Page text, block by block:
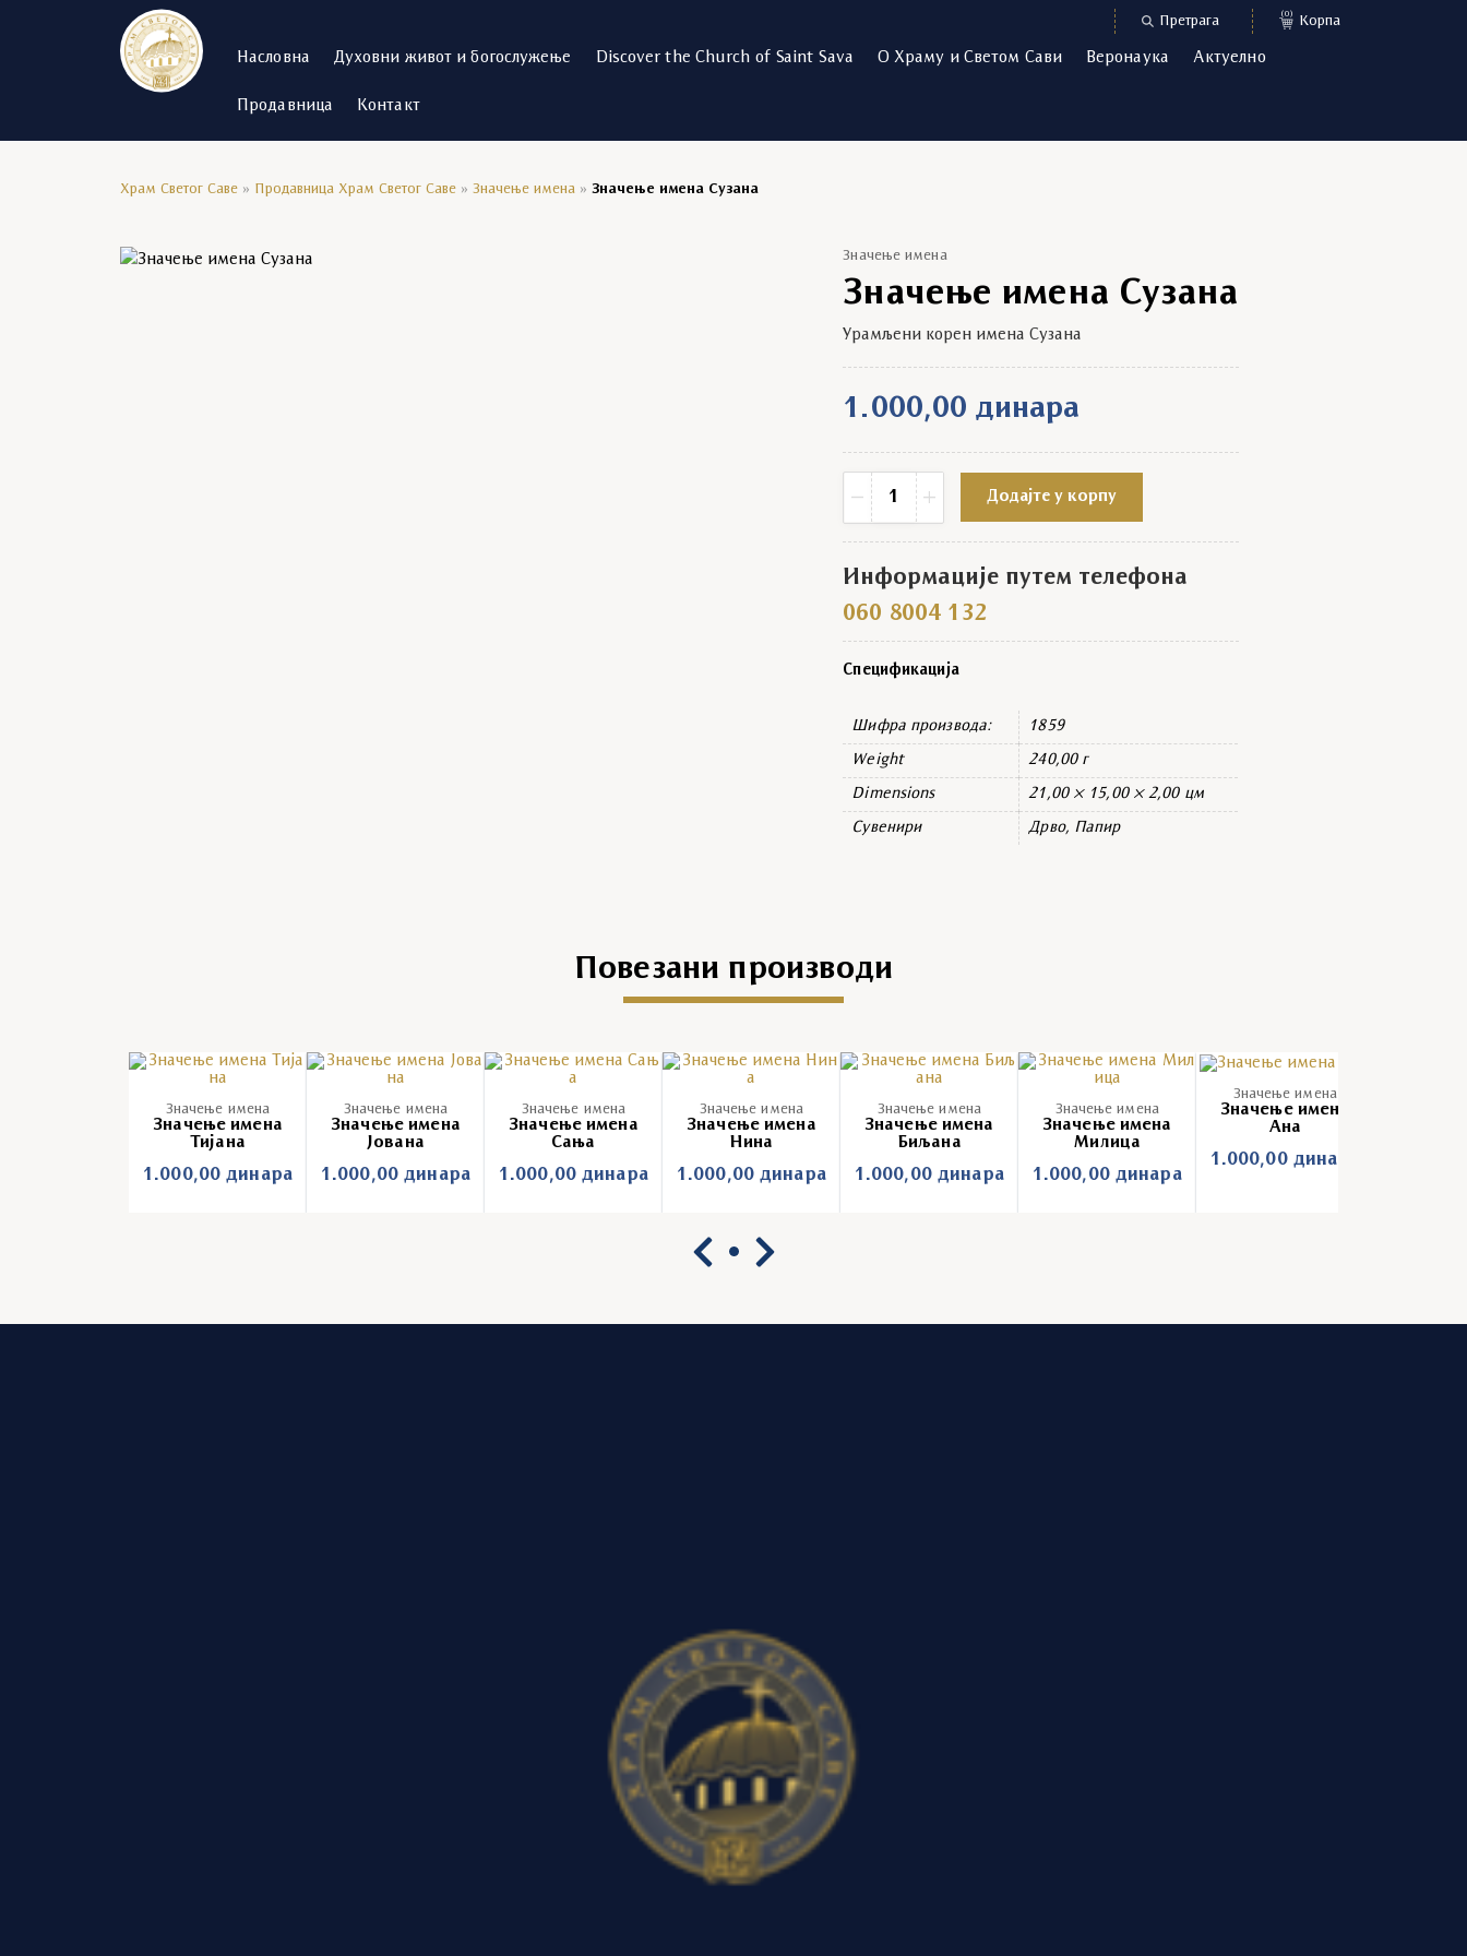
Претрага (0) Корпа
Насловна Духовни живот и богослужење Discover the Church of Saint Sava О Храму и Светом Сави Веронаука Актуелно
Продавница Контакт
Храм Светог Саве » Продавница Храм Светог Саве » Значење имена » Значење имена Сузана
Значење имена
Значење имена Сузана
1.000,00 динара
Урамљени корен имена Сузана
−
Значење имена Сузана quantity
+ Додајте у корпу
Информације путем телефона
060 8004 132
Спецификација
Шифра производа: 1859
Weight 240,00 г
Dimensions 21,00 × 15,00 × 2,00 цм
Сувенири Дрво, Папир
Повезани производи
Значење имена
Значење имена
Тијана
1.000,00динара
Значење имена
Значење имена
Јована
1.000,00динара
Значење имена
Значење имена
Сања
1.000,00динара
Значење имена
Значење имена
Нина
1.000,00динара
Значење имена
Значење имена
Биљана
1.000,00 динара
Значење имена
Значење имена
Милица
1.000,00 динара
Значење имена
Значење имена
Ана
1.000,00 динара